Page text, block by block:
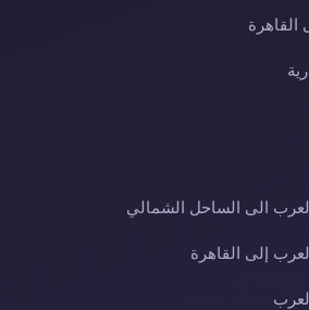
الى الساحل الشمالي
إلى القاهرة